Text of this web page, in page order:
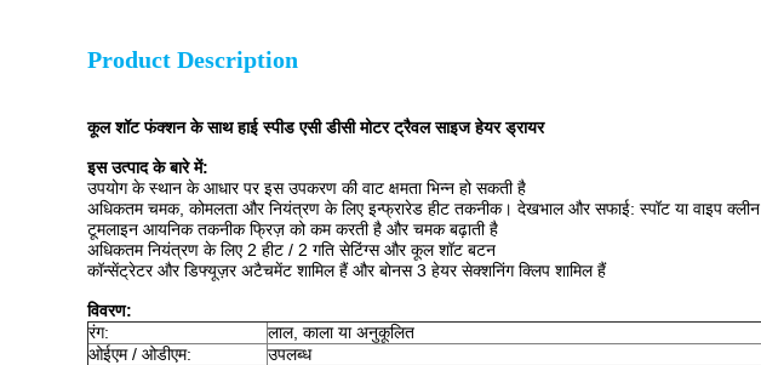
Product Description
कूल शॉट फंक्शन के साथ हाई स्पीड एसी डीसी मोटर ट्रैवल साइज हेयर ड्रायर
इस उत्पाद के बारे में:
उपयोग के स्थान के आधार पर इस उपकरण की वाट क्षमता भिन्न हो सकती है
अधिकतम चमक, कोमलता और नियंत्रण के लिए इन्फ्रारेड हीट तकनीक। देखभाल और सफाई: स्पॉट या वाइप क्लीन
टूमलाइन आयनिक तकनीक फ्रिज़ को कम करती है और चमक बढ़ाती है
अधिकतम नियंत्रण के लिए 2 हीट / 2 गति सेटिंग्स और कूल शॉट बटन
कॉन्सेंट्रेटर और डिफ्यूज़र अटैचमेंट शामिल हैं और बोनस 3 हेयर सेक्शनिंग क्लिप शामिल हैं
विवरण:
रंग:
लाल, काला या अनुकूलित
ओईएम / ओडीएम:
उपलब्ध